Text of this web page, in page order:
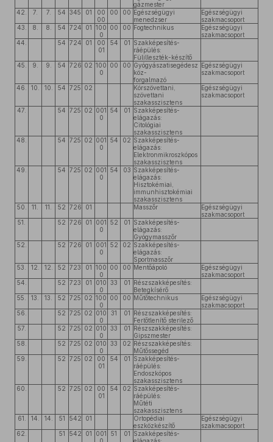
gázmester
42.
7. 7. 54 345 01
00
00
00 00 Egészségügyi
menedzser
Egészségügyi
szakmacsoport
43.
8. 8. 54 724 01 100
0
00 00 Fogtechnikus
Egészségügyi
szakmacsoport
44.
54 724 01
00
01
54 01 Szakképesítés-
ráépülés:
Fülilleszték-készítő
45.
9. 9. 54 726 02 100
0
00 00 Gyógyászatisegédesz
köz-
forgalmazó
Egészségügyi
szakmacsoport
46. 10. 10. 54 725 02
Kórszövettani,
szövettani
szakasszisztens
Egészségügyi
szakmacsoport
47. 54 725 02 001
0
54 01 Szakképesítés-
elágazás:
Citológiai
szakasszisztens
48.
54 725 02 001
0
54 02 Szakképesítés-
elágazás:
Elektronmikroszkópos
szakasszisztens
49.
54 725 02 001
0
54 03 Szakképesítés-
elágazás:
Hisztokémiai,
immunhisztokémiai
szakasszisztens
50.
11. 11. 52 726 01 Masszőr
Egészségügyi
szakmacsoport
51.
52 726 01
001
0
52 01 Szakképesítés-
elágazás:
Gyógymasszőr
52.
52 726 01
001
0
52 02 Szakképesítés-
elágazás:
Sportmasszőr
53.
12. 12. 52 723 01 100
0
00 00 Mentőápoló
Egészségügyi
szakmacsoport
54.
52 723 01
010
0
33 01 Részszakképesítés:
Betegkísérő
55.
13. 13. 52 725 02 100
0
00 00 Műtőtechnikus
Egészségügyi
szakmacsoport
56.
52 725 02 010
0
31 01 Részszakképesítés:
Fertőtlenítő sterilező
57.
52 725 02 010
0
33 01 Részszakképesítés:
Gipszmester
58.
52 725 02 010
0
33 02 Részszakképesítés:
Műtőssegéd
59.
52 725 02
00
01
54 01 Szakképesítés-
ráépülés:
Endoszkópos
szakasszisztens
60.
52 725 02
00
01
54 02 Szakképesítés-
ráépülés:
Műtéti
szakasszisztens
61.
14. 14. 51 542 01
Ortopédiai
eszközkészítő
Egészségügyi
szakmacsoport
62.
51 542 01
001
51 01 Szakképesítés-